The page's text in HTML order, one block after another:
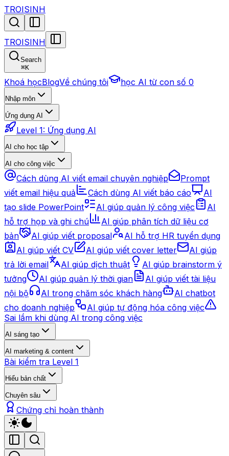
TROISINH
TROISINH
Search
⌘K
Khoá họcBlogVề chúng tôi học AI từ con số 0
Nhập môn
Ứng dụng AI
Level 1: Ứng dụng AI
AI cho học tập
AI cho công việc
Cách dùng AI viết email chuyên nghiệp
Prompt
viết email hiệu quả
Cách dùng AI viết báo cáo
AI
tạo slide PowerPoint
AI giúp quản lý công việc
AI
hỗ trợ họp và ghi chú
AI giúp phân tích dữ liệu cơ
bản
AI giúp viết proposal
AI hỗ trợ HR tuyển dụng
AI giúp viết CV
AI giúp viết cover letter
AI giúp
trả lời email
AI giúp dịch thuật
AI giúp brainstorm ý
tưởng
AI giúp quản lý thời gian
AI giúp viết tài liệu
nội bộ
AI trong chăm sóc khách hàng
AI chatbot
cho doanh nghiệp
AI giúp tự động hóa công việc
Sai lầm khi dùng AI trong công việc
AI sáng tạo
AI marketing & content
Bài kiểm tra Level 1
Hiểu bản chất
Chuyên sâu
Chứng chỉ hoàn thành